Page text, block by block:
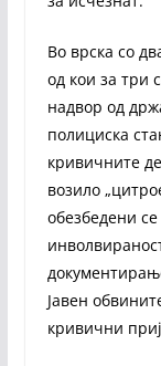
Во врска со
од кои за три
надвор од
полициска
кривичните
возило
обезбедени
Јавен
кривични